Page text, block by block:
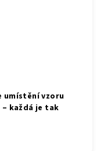
umístění vzoru
každá je tak